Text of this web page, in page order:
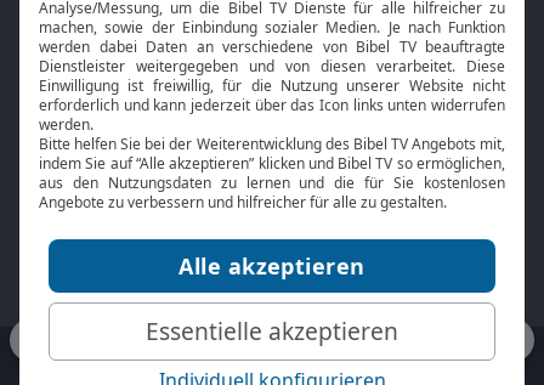
Nächster Gottesdienst
Bibel TV
Über uns
Jobs
Mediadaten
Service
Kontakt
TV-Empfang
bibeltv.de: Impressum
Datenschutz